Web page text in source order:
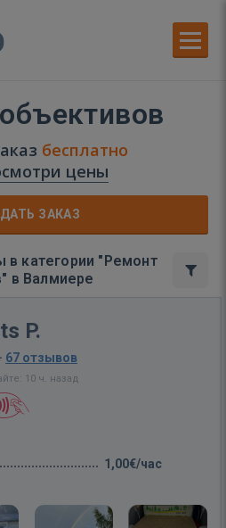
бесплатно
цены
ЗАКАЗ
категории "Ремонт
в Валмиере
P.
· 67 отзывов
10 ч. назад
1,00€/час